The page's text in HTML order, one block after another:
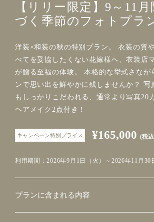
【リリー限定】9～11
づく季節のフォトプラ
洋装×和装の秋の特別プラン。 衣装の質
べてを妥協したくない花嫁様へ、衣装店
が贈る至福の体験。 本格的な挙式さなが
ンで思い出を鮮やかに残しませんか？ 写
もしっかりこだわれる、通常より写真20
ヘアメイク2点付き！
キャンペーン特別プライス ¥165,000 (税
利用期間：2026年9月1日（火）～2026年11月30
プランに含まれる内容